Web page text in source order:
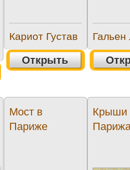
Кариот Густав
Открыть
Гальен
Мост в
Париже
Крыши